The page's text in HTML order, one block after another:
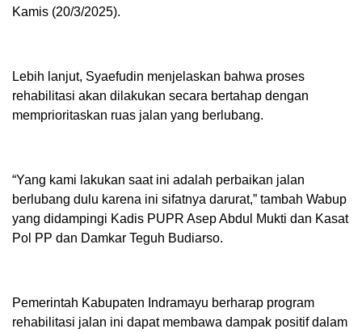
Kamis (20/3/2025).
Lebih lanjut, Syaefudin menjelaskan bahwa proses
rehabilitasi akan dilakukan secara bertahap dengan
memprioritaskan ruas jalan yang berlubang.
“Yang kami lakukan saat ini adalah perbaikan jalan
berlubang dulu karena ini sifatnya darurat,” tambah Wabup
yang didampingi Kadis PUPR Asep Abdul Mukti dan Kasat
Pol PP dan Damkar Teguh Budiarso.
Pemerintah Kabupaten Indramayu berharap program
rehabilitasi jalan ini dapat membawa dampak positif dalam